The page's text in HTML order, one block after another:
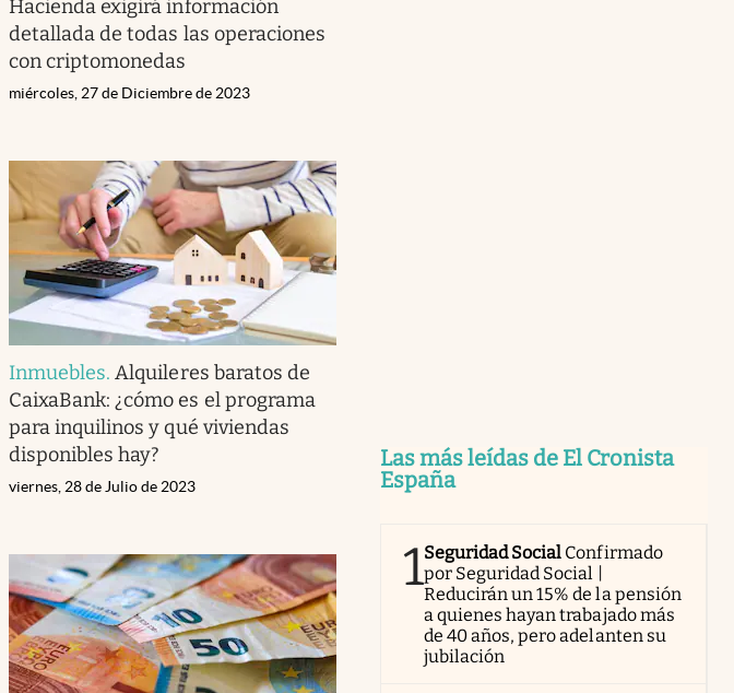
Hacienda exigirá información
detallada de todas las operaciones
con criptomonedas
miércoles, 27 de Diciembre de 2023
Inmuebles.Alquileres baratos de
CaixaBank: ¿cómo es el programa
para inquilinos y qué viviendas
disponibles hay?
viernes, 28 de Julio de 2023
Las más leídas de El Cronista
España
1Seguridad Social Confirmado
por Seguridad Social |
Reducirán un 15% de la pensión
a quienes hayan trabajado más
de 40 años, pero adelanten su
jubilación